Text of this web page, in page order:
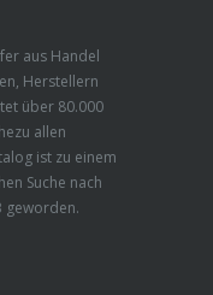
aus Handel
Herstellern
über 80.000
allen
ist zu einem
Suche nach
geworden.